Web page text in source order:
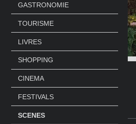
GASTRONOMIE
TOURISME
LIVRES
SHOPPING
CINEMA
FESTIVALS
SCENES